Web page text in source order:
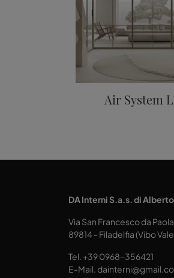
Air System
DA Interni S.a.s. di
Via San Francesco da
89814 - Filadelfia (Vibo
Tel.+39 0968-356421
E-Mail.